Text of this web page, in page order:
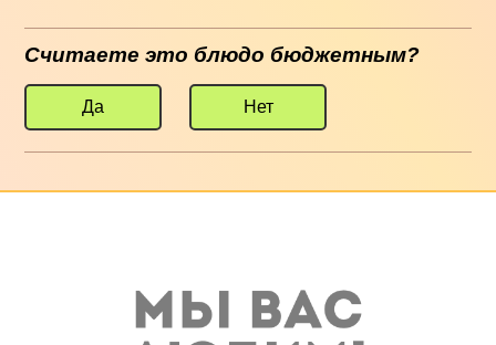
Считаете это блюдо бюджетным?
Да Нет